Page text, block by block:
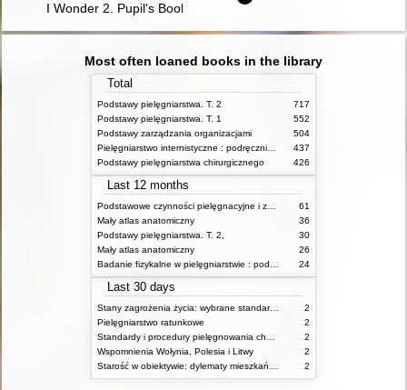
I Wonder 2. Pupil's Book
Most often loaned books in the library
Total
Podstawy pielęgniarstwa. T. 2
717
Podstawy pielęgniarstwa. T. 1
552
Podstawy zarządzania organizacjami
504
437
Podstawy pielęgniarstwa chirurgicznego
426
Last 12 months
61
Mały atlas anatomiczny
36
Podstawy pielęgniarstwa. T. 2,
30
Mały atlas anatomiczny
26
24
Last 30 days
Stany zagrożenia życia: wybrane standardy opieki i procedury postępowania pielęgniarskiego
2
Pielęgniarstwo ratunkowe
2
2
Wspomnienia Wołynia, Polesia i Litwy
2
2